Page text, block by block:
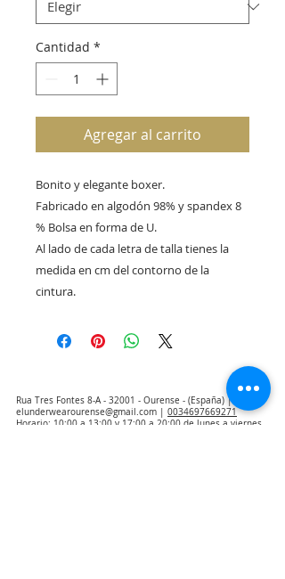
Cantidad *
Agregar al carrito
Bonito y elegante boxer.
Fabricado en algodón 98% y spandex 8
% Bolsa en forma de U.
Al lado de cada letra de talla tienes la
medida en cm del contorno de la
cintura.
Rua Tres Fontes 8-A - 32001 - Ourense - (España) |
elunderwearourense@gmail.com
0034697669271
Horario: 10:00 a 13:00 y 17:00 a 20:00 de lunes a viernes